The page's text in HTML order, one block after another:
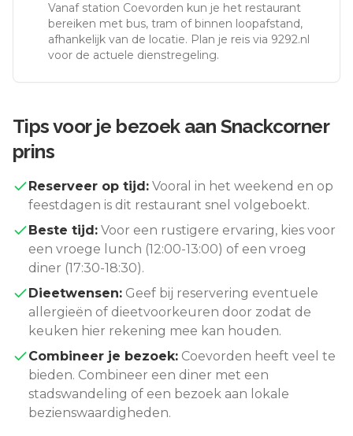
Vanaf station Coevorden kun je het restaurant
bereiken met bus, tram of binnen loopafstand,
afhankelijk van de locatie. Plan je reis via 9292.nl
voor de actuele dienstregeling.
Tips voor je bezoek aan Snackcorner
prins
Reserveer op tijd: Vooral in het weekend en op
feestdagen is dit restaurant snel volgeboekt.
Beste tijd: Voor een rustigere ervaring, kies voor
een vroege lunch (12:00-13:00) of een vroeg
diner (17:30-18:30).
Dieetwensen: Geef bij reservering eventuele
allergieën of dieetvoorkeuren door zodat de
keuken hier rekening mee kan houden.
Combineer je bezoek: Coevorden heeft veel te
bieden. Combineer een diner met een
stadswandeling of een bezoek aan lokale
bezienswaardigheden.